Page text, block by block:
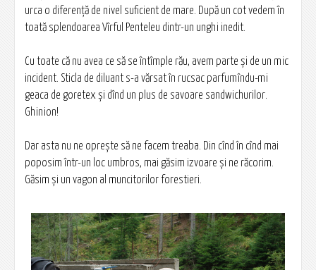
urca o diferență de nivel suficient de mare. După un cot vedem în
toată splendoarea Vîrful Penteleu dintr-un unghi inedit.
Cu toate că nu avea ce să se întîmple rău, avem parte și de un mic
incident. Sticla de diluant s-a vărsat în rucsac parfumîndu-mi
geaca de goretex și dînd un plus de savoare sandwichurilor.
Ghinion!
Dar asta nu ne oprește să ne facem treaba. Din cînd în cînd mai
poposim într-un loc umbros, mai găsim izvoare și ne răcorim.
Găsim și un vagon al muncitorilor forestieri.